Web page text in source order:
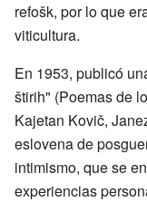
refošk, por lo que
viticultura.
En 1953, publicó
štirih" (Poemas de
Kajetan Kovič,
eslovena de
intimismo, que se
experiencias